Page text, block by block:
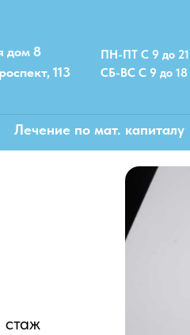
Лечение по мат. капиталу
дом 8
113
ПН-ПТ С 9 до 21
СБ-ВС С 9 до 18